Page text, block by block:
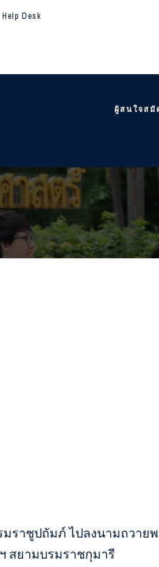
Help Desk
ผู้สนใจสมั
าชูปถัมภ์ ไปลงนามถวาย
สยามบรมราชกุมารี